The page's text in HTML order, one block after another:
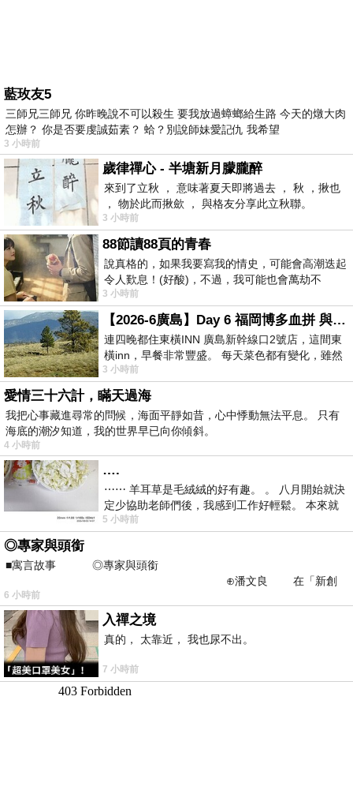
藍玫友5
三師兄三師兄 你昨晚說不可以殺生 要我放過蟑螂給生路 今天的燉大肉
怎辦？ 你是否要虔誠茹素？ 蛤？別說師妹愛記仇 我希望
3 小時前
歲律禪心 - 半塘新月朦朧醉
來到了立秋 ， 意味著夏天即將過去 ， 秋 ，揪也
， 物於此而揪歛 ， 與格友分享此立秋聯。
3 小時前
88節讀88頁的青春
說真格的，如果我要寫我的情史，可能會高潮迭起
令人歎息！(好酸)，不過，我可能也會萬劫不
復...，每天跪鍵盤還是被判了花心的罪
3 小時前
【2026-6廣島】Day 6 福岡博多血拼 與機場接送少年司機深夜對談
連四晚都住東橫INN 廣島新幹線口2號店，這間東
橫inn，早餐非常豐盛。 每天菜色都有變化，雖然
看到工作人員拿出料理包加熱，但
3 小時前
愛情三十六計，瞞天過海
我把心事藏進尋常的問候，海面平靜如昔，心中悸動無法平息。 只有
海底的潮汐知道，我的世界早已向你傾斜。
4 小時前
….
⋯⋯ 羊耳草是毛絨絨的好有趣。 。 八月開始就決
定少協助老師們後，我感到工作好輕鬆。 本來就
不是我的工作啊。 真
5 小時前
◎專家與頭銜
■寓言故事 ◎專家與頭銜
⊕潘文良 在「新創
之谷」裡——
6 小時前
入禪之境
真的， 太靠近， 我也尿不出。
7 小時前